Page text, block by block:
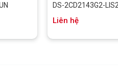
DS-2CD2143G2-
Liên hệ